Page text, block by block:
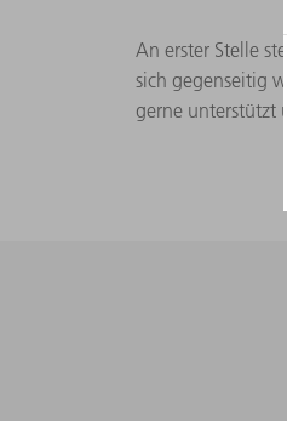
An erster Stelle
sich gegenseitig
gerne unterstützt